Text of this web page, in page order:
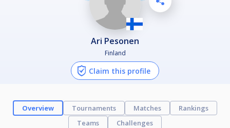
Ari Pesonen
Finland
Claim this profile
Overview Tournaments Matches
Rankings
Teams
Challenges